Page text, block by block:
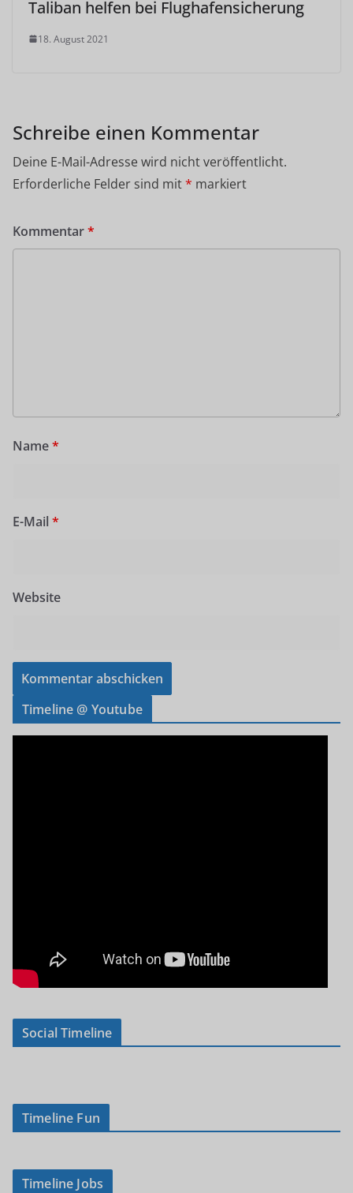
Taliban helfen bei Flughafensicherung
18. August 2021
Schreibe einen Kommentar
Deine E-Mail-Adresse wird nicht veröffentlicht.
Erforderliche Felder sind mit* markiert
Kommentar*
Name*
E-Mail *
Website
Timeline @ Youtube
Social Timeline
Timeline Fun
Timeline Jobs